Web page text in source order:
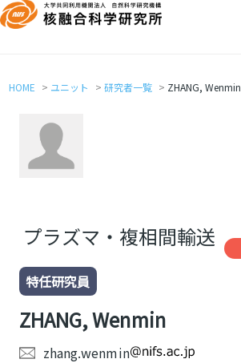
HOME ユニット 研究者一覧 ZHANG, Wenmin
プラズマ・複相間輸送
特任研究員
ZHANG, Wenmin
zhang.wenmin